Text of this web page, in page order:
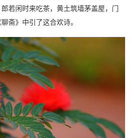
若闲时来吃茶，黄土筑墙茅盖屋，门
斋》中引了这合欢诗。